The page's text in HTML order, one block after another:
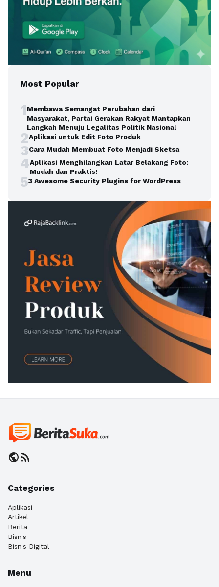
Most Popular
1Membawa Semangat Perubahan dari
Masyarakat, Partai Gerakan Rakyat Mantapkan
Langkah Menuju Legalitas Politik Nasional
2Aplikasi untuk Edit Foto Produk
3Cara Mudah Membuat Foto Menjadi Sketsa
4Aplikasi Menghilangkan Latar Belakang Foto:
Mudah dan Praktis!
53 Awesome Security Plugins for WordPress
publicrss_feed
Categories
Aplikasi
Artikel
Berita
Bisnis
Bisnis Digital
Menu